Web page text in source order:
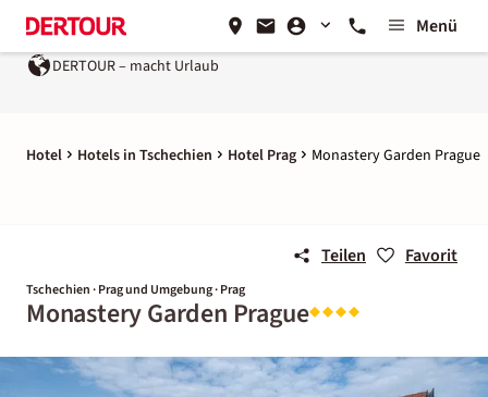
Menü
DERTOUR – macht Urlaub
Hotel Hotels in Tschechien Hotel Prag Monastery Garden Prague
Teilen Favorit
Tschechien · Prag und Umgebung · Prag
Monastery Garden Prague